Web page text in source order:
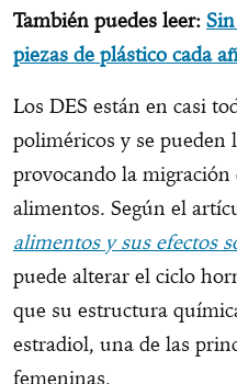
También puedes leer:
piezas de plástico cada
Los DES están en casi
poliméricos y se pueden
provocando la
alimentos. Según el
alimentos y sus efectos
puede alterar el ciclo
que su estructura
estradiol, una de las
femeninas.